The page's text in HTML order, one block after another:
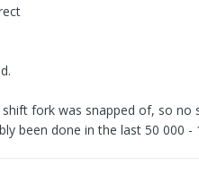
fork was snapped of, so
been done in the last 50 000 -